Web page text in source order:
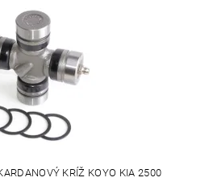
KRÍŽ KOYO KIA 2500